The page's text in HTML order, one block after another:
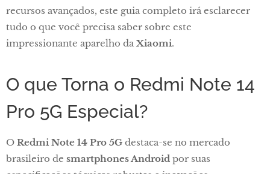
recursos avançados, este guia completo irá esclarecer
tudo o que você precisa saber sobre este
impressionante aparelho da Xiaomi.
O que Torna o Redmi Note 14
Pro 5G Especial?
O Redmi Note 14 Pro 5G destaca-se no mercado
brasileiro de smartphones Android por suas